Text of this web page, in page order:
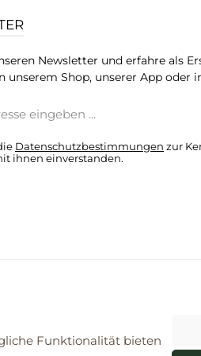
Newsletter und erfahre als
unserem Shop, unserer App oder
Datenschutzbestimmungen zur
ihnen einverstanden.
ProBiomarkt WebShop - Alle
Funktionalität bieten